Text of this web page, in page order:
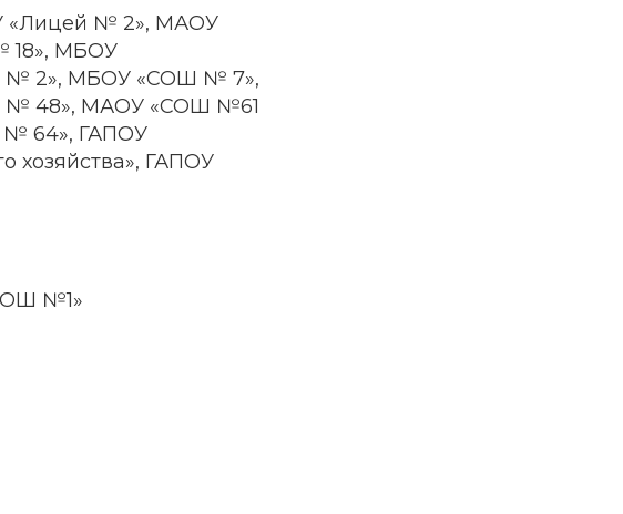
«Лицей № 2», МАОУ
18», МБОУ
№ 2», МБОУ «СОШ № 7»,
48», МАОУ «СОШ №61
64», ГАПОУ
хозяйства», ГАПОУ
№1»